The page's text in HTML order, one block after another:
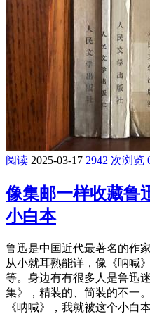
阅读 2025-03-17 2942 次浏览
像集邮一样收藏鲁
小白本
鲁迅是中国近代最著名的作
从小就耳熟能详，像《呐喊
等。身边有有很多人是鲁迅
集》，精装的、简装的不一
《呐喊》，我就被这个小白